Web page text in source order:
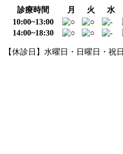
診療時間 月 火 水
10:00~13:00
14:00~18:30
【休診日】水曜日・日曜日・祝日